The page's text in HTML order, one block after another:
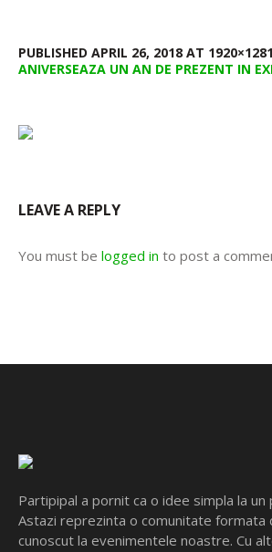
PUBLISHED APRIL 26, 2018 AT
ANIVERSEAZA UN AN DE PREZENT IN
LEAVE A REPLY
You must be logged in to post a
Partipipal a pornit ca o idee simpla la un
Astazi reprezinta o comunitate formata
cunoscut la evenimentele noastre. Cu